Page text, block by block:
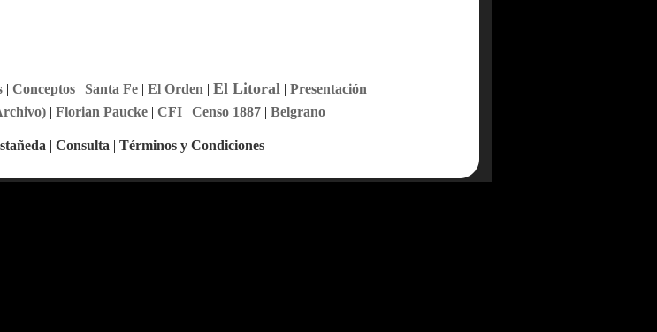
| Conceptos| Santa Fe| El Orden | El Litoral | Presentación
| Florian Paucke| CFI| Censo 1887| Belgrano
| Consulta | Términos y Condiciones